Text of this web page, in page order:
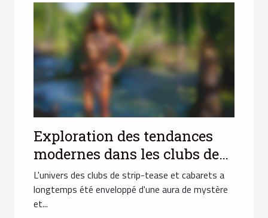
Exploration des tendances
modernes dans les clubs de
strip-tease et cabarets
L'univers des clubs de strip-tease et cabarets a
longtemps été enveloppé d'une aura de mystère
et...